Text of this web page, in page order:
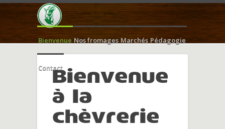
Bienvenue Nos fromages Marchés Pédagogie
ContactBienvenue
à la
chèvrerie